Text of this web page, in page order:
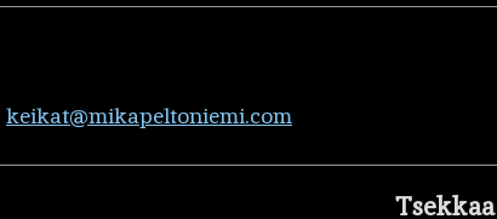
keikat@mikapeltoniemi.com